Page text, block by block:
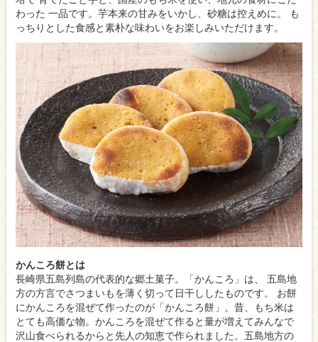
わった 一品です。芋本来の甘みをいかし、砂糖は控えめに。 も
っちりとした食感と素朴な味わいをお楽しみいただけます。
かんころ餅とは
長崎県五島列島の代表的な郷土菓子。「かんころ」は、 五島地
方の方言でさつまいもを薄く切って日干ししたものです。 お餅
にかんころを混ぜて作ったのが「かんころ餅」。昔、もち米は
とても高価な物。かんころを混ぜて作ると量が増えてみんなで
沢山食べられるからと先人の知恵で作られました。五島地方の